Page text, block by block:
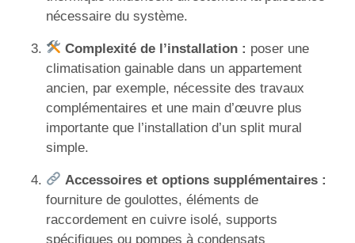
nécessaire du système.
Complexité de l’installation : poser une
climatisation gainable dans un appartement
ancien, par exemple, nécessite des travaux
complémentaires et une main d’œuvre plus
importante que l’installation d’un split mural
simple.
Accessoires et options supplémentaires :
fourniture de goulottes, éléments de
raccordement en cuivre isolé, supports
spécifiques ou pompes à condensats